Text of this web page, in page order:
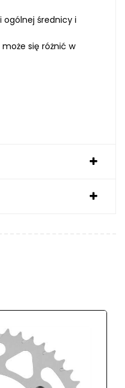
ogólnej średnicy i
się różnić w